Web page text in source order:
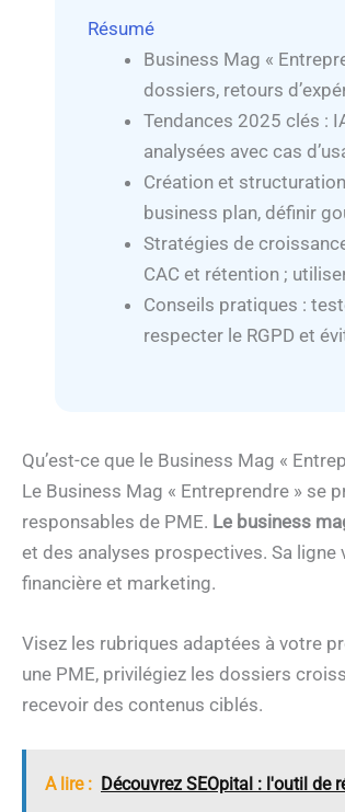
Résumé
Business Mag «
dossiers, retours
Tendances 2025 clés :
analysées avec cas
Création et
business plan, définir
Stratégies de
CAC et rétention ;
Conseils pratiques :
respecter le RGPD et
Qu’est-ce que le Business Mag «
Le Business Mag « Entreprendre » se
responsables de PME. Le business
et des analyses prospectives. Sa
financière et marketing.
Visez les rubriques adaptées à votre
une PME, privilégiez les dossiers
recevoir des contenus ciblés.
A lire : Découvrez SEOpital : l'outil de